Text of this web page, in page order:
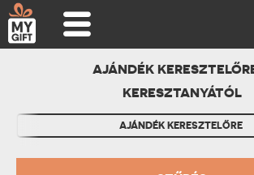
AJÁNDÉK
KERESZTANYÁTÓL
AJÁNDÉK KERESZTELŐRE